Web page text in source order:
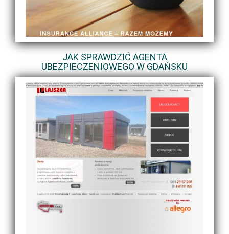
JAK SPRAWDZIĆ AGENTA
UBEZPIECZENIOWEGO W GDAŃSKU